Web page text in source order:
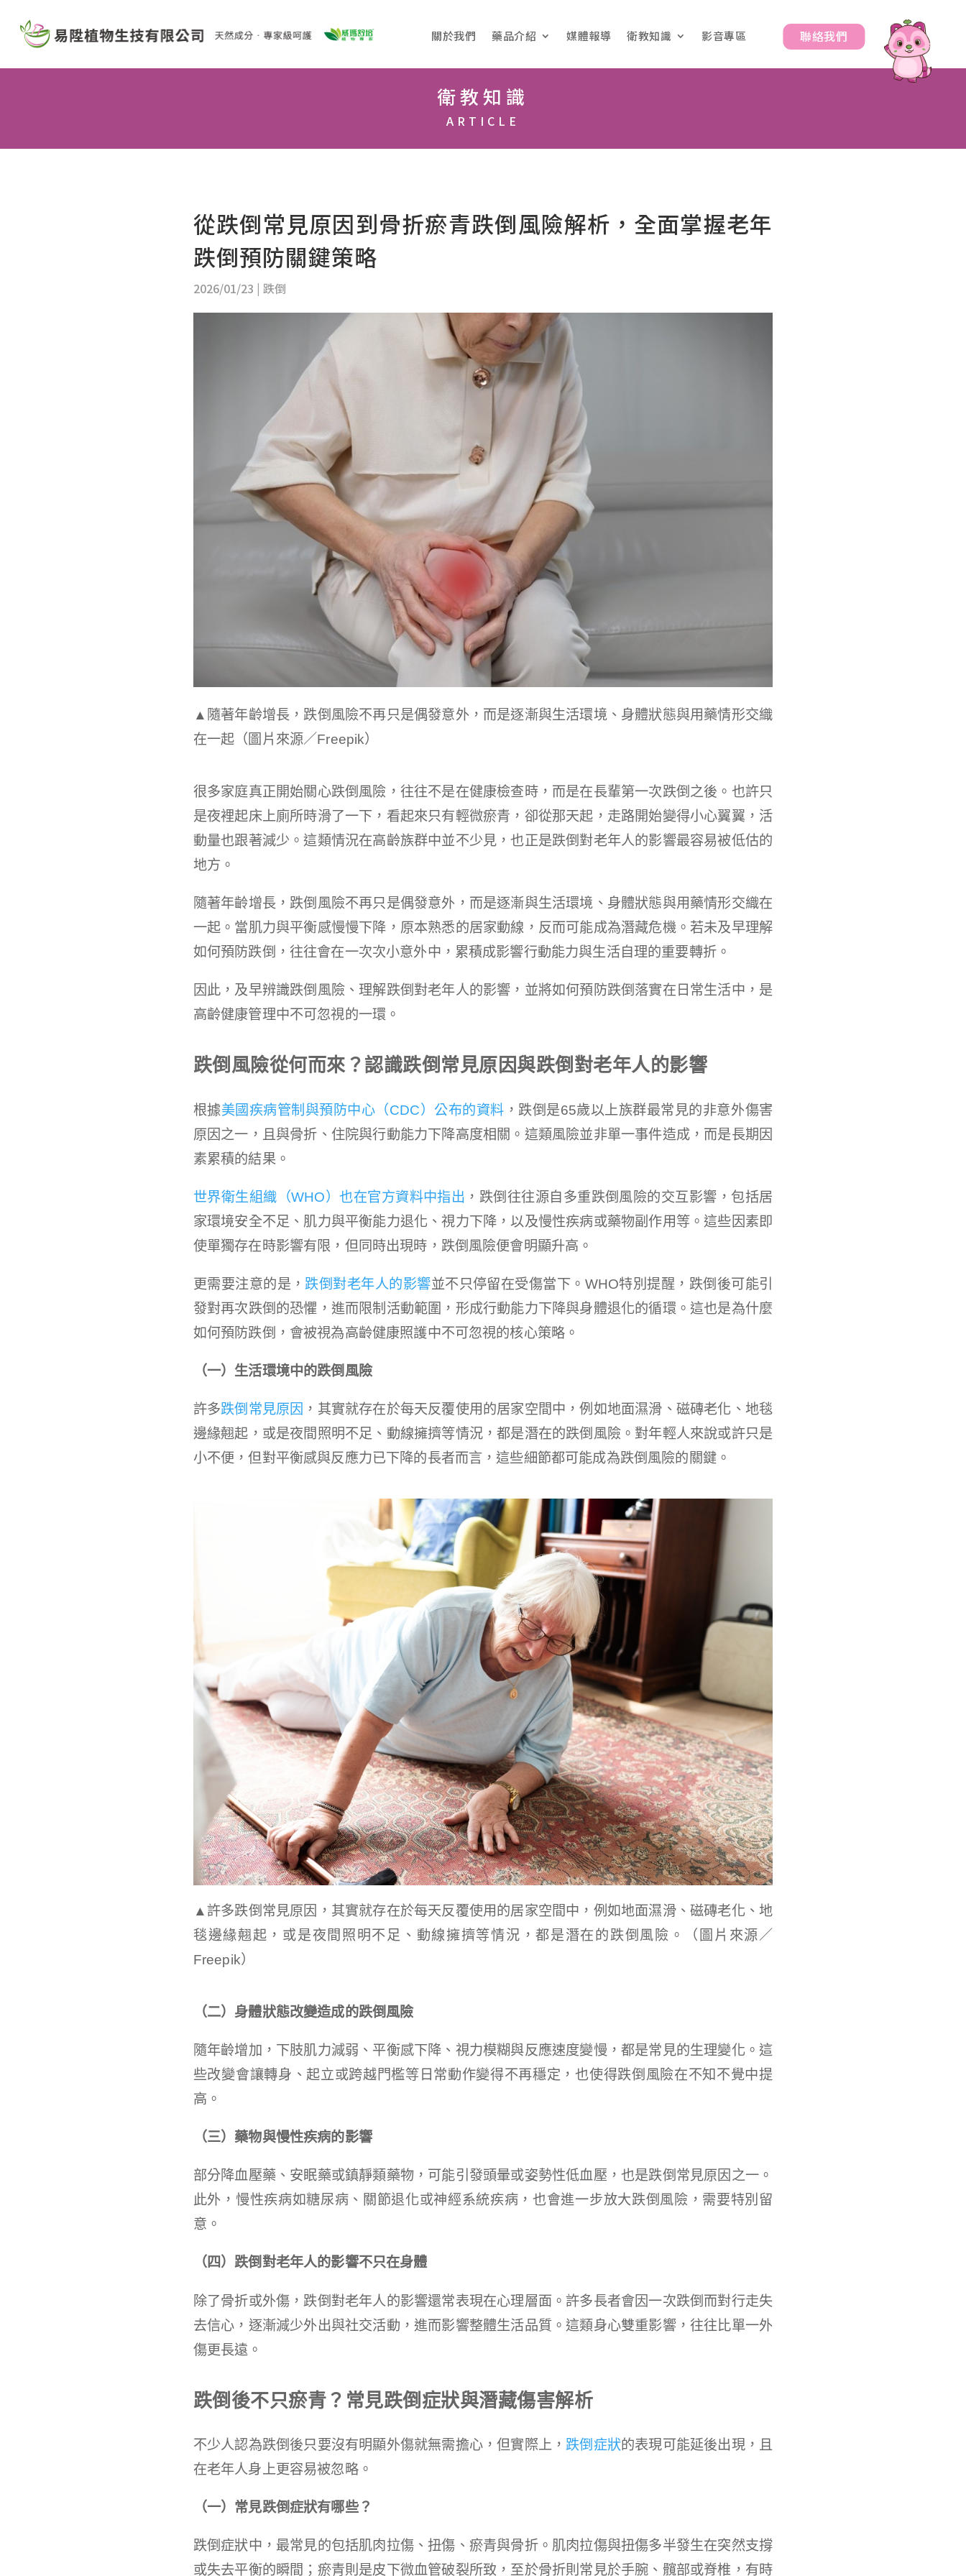
關於我們 藥品介紹 媒體報導 衛教知識 影音專區 聯絡我們
衛教知識
ARTICLE
從跌倒常見原因到骨折瘀青跌倒風險解析，全面掌握老年
跌倒預防關鍵策略
2026/01/23 | 跌倒
▲ 隨著年齡增長，跌倒風險不再只是偶發意外，而是逐漸與生活環境、身體狀態與用藥情形交織
在一起（圖片來源／Freepik）
很多家庭真正開始關心跌倒風險，往往不是在健康檢查時，而是在長輩第一次跌倒之後。也許只
是夜裡起床上廁所時滑了一下，看起來只有輕微瘀青，卻從那天起，走路開始變得小心翼翼，活
動量也跟著減少。這類情況在高齡族群中並不少見，也正是跌倒對老年人的影響最容易被低估的
地方。
隨著年齡增長，跌倒風險不再只是偶發意外，而是逐漸與生活環境、身體狀態與用藥情形交織在
一起。當肌力與平衡感慢慢下降，原本熟悉的居家動線，反而可能成為潛藏危機。若未及早理解
如何預防跌倒，往往會在一次次小意外中，累積成影響行動能力與生活自理的重要轉折。
因此，及早辨識跌倒風險、理解跌倒對老年人的影響，並將如何預防跌倒落實在日常生活中，是
高齡健康管理中不可忽視的一環。
跌倒風險從何而來？認識跌倒常見原因與跌倒對老年人的影響
根據美國疾病管制與預防中心（CDC）公布的資料 ，跌倒是65歲以上族群最常見的非意外傷害
原因之一，且與骨折、住院與行動能力下降高度相關。這類風險並非單一事件造成，而是長期因
素累積的結果。
世界衛生組織（WHO）也在官方資料中指出 ，跌倒往往源自多重跌倒風險的交互影響，包括居
家環境安全不足、肌力與平衡能力退化、視力下降，以及慢性疾病或藥物副作用等。這些因素即
使單獨存在時影響有限，但同時出現時，跌倒風險便會明顯升高。
更需要注意的是， 跌倒對老年人的影響並不只停留在受傷當下。WHO特別提醒，跌倒後可能引
發對再次跌倒的恐懼，進而限制活動範圍，形成行動能力下降與身體退化的循環。這也是為什麼
如何預防跌倒，會被視為高齡健康照護中不可忽視的核心策略。
（一）生活環境中的跌倒風險
許多跌倒常見原因 ，其實就存在於每天反覆使用的居家空間中，例如地面濕滑、磁磚老化、地毯
邊緣翹起，或是夜間照明不足、動線擁擠等情況，都是潛在的跌倒風險。對年輕人來說或許只是
小不便，但對平衡感與反應力已下降的長者而言，這些細節都可能成為跌倒風險的關鍵。
▲許多跌倒常見原因，其實就存在於每天反覆使用的居家空間中，例如地面濕滑、磁磚老化、地
毯邊緣翹起，或是夜間照明不足、動線擁擠等情況，都是潛在的跌倒風險。（圖片來源／
Freepik）
（二）身體狀態改變造成的跌倒風險
隨年齡增加，下肢肌力減弱、平衡感下降、視力模糊與反應速度變慢，都是常見的生理變化。這
些改變會讓轉身、起立或跨越門檻等日常動作變得不再穩定，也使得跌倒風險在不知不覺中提
高。
（三）藥物與慢性疾病的影響
部分降血壓藥、安眠藥或鎮靜類藥物，可能引發頭暈或姿勢性低血壓，也是跌倒常見原因之一。
此外，慢性疾病如糖尿病、關節退化或神經系統疾病，也會進一步放大跌倒風險，需要特別留
意。
（四）跌倒對老年人的影響不只在身體
除了骨折或外傷，跌倒對老年人的影響還常表現在心理層面。許多長者會因一次跌倒而對行走失
去信心，逐漸減少外出與社交活動，進而影響整體生活品質。這類身心雙重影響，往往比單一外
傷更長遠。
跌倒後不只瘀青？常見跌倒症狀與潛藏傷害解析
不少人認為跌倒後只要沒有明顯外傷就無需擔心，但實際上， 跌倒症狀的表現可能延後出現，且
在老年人身上更容易被忽略。
（一）常見跌倒症狀有哪些？
跌倒症狀中，最常見的包括肌肉拉傷、扭傷、瘀青與骨折。肌肉拉傷與扭傷多半發生在突然支撐
或失去平衡的瞬間；瘀青則是皮下微血管破裂所致，至於骨折則常見於手腕、髖部或脊椎，有時